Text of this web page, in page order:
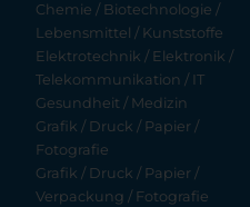
Chemie / Biotechnologie /
Lebensmittel / Kunststoffe
Elektrotechnik / Elektronik /
Telekommunikation / IT
Gesundheit / Medizin
Grafik / Druck / Papier /
Fotografie
Grafik / Druck / Papier /
Verpackung / Fotografie